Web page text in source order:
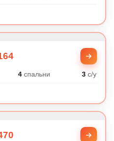
4 спальни 3 с/у